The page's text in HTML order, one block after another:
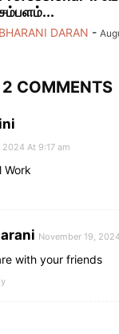
BHARANI DARAN -
2 COMMENTS
At 9:17 am
Work
November 19,
with your friends